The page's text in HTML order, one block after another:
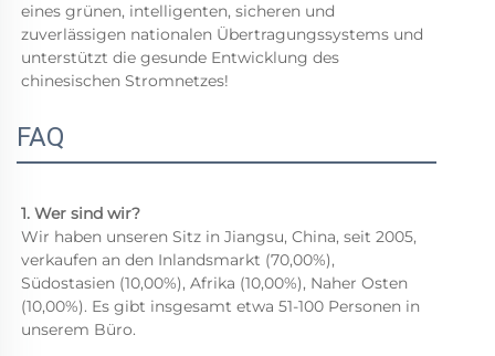
eines grünen, intelligenten, sicheren und
zuverlässigen nationalen Übertragungssystems und
unterstützt die gesunde Entwicklung des
chinesischen Stromnetzes!
FAQ
1. Wer sind wir?
Wir haben unseren Sitz in Jiangsu, China, seit 2005,
verkaufen an den Inlandsmarkt (70,00%),
Südostasien (10,00%), Afrika (10,00%), Naher Osten
(10,00%). Es gibt insgesamt etwa 51-100 Personen in
unserem Büro.